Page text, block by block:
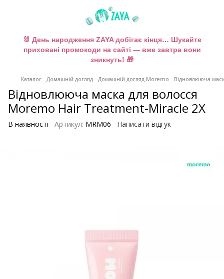
🐰 День народження ZAYA добігає кінця… Шукайте
приховані промокоди на сайті — вже завтра вони
зникнуть! 🎁
Каталог Домашній догляд Домашній догляд Moremo Відновлююча
Відновлююча маска для волосся
Moremo Hair Treatment-Miracle 2X
В наявності Артикул: MRM06 Написати відгук